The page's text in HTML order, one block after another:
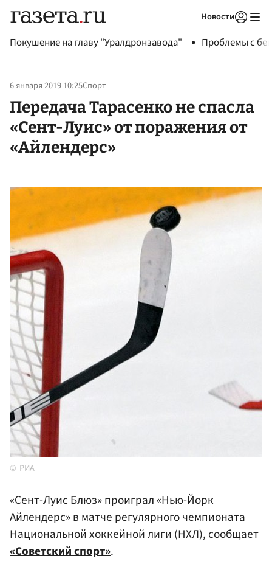
Новости
Покушение на главу "Уралдронзавода" Проблемы с
6 января 2019 10:25Спорт
Передача Тарасенко не спасла
«Сент-Луис» от поражения от
«Айлендерс»
РИА
«Сент-Луис Блюз» проиграл «Нью-Йорк
Айлендерс» в матче регулярного чемпионата
Национальной хоккейной лиги (НХЛ), сообщает
«Советский спорт».